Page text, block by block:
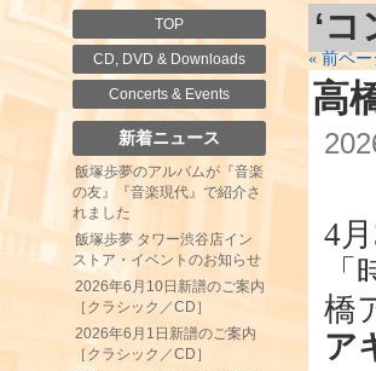
TOP
CD, DVD & Downloads
Concerts & Events
新着ニュース
飯塚歩夢のアルバムが『音楽
の友』『音楽現代』で紹介さ
れました
飯塚歩夢 タワー渋谷店イン
ストア・イベントのお知らせ
2026年6月10日新譜のご案内
［クラシック／CD］
2026年6月1日新譜のご案内
［クラシック／CD］
‘
« 前ペ
高
4
橋
ア